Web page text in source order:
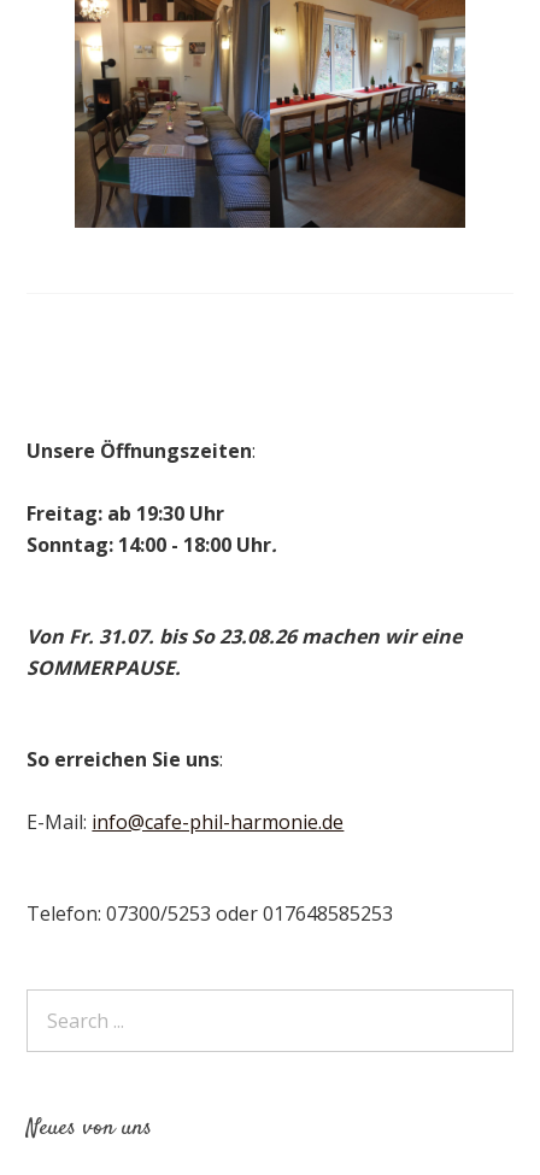
Unsere Öffnungszeiten:
Freitag: ab 19:30 Uhr
Sonntag: 14:00 - 18:00 Uhr.
Von Fr. 31.07. bis So 23.08.26 machen wir eine
SOMMERPAUSE.
So erreichen Sie uns:
E-Mail: info@cafe-phil-harmonie.de
Telefon: 07300/5253 oder 017648585253
Neues von uns